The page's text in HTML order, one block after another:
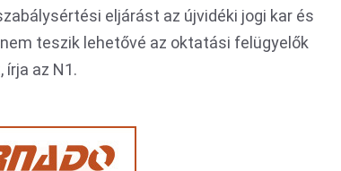
eljárást az újvidéki jogi kar és
teszik lehetővé az oktatási felügyelők
az N1.